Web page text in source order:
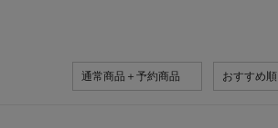
通常商品＋予約商品 おすすめ順